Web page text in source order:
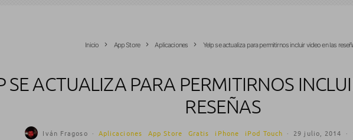
Inicio App Store Aplicaciones Yelp se actualiza para permitirnos incluir video en las
SE ACTUALIZA PARA PERMITIRNOS
RESEÑAS
Iván Fragoso · Aplicaciones App Store Gratis iPhone iPod Touch · 29 julio, 2014 ·